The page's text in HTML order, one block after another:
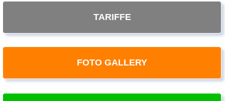
TARIFFE
FOTO GALLERY